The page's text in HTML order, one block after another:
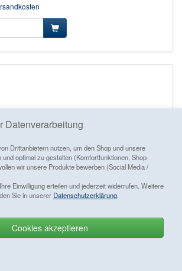
Datenverarbeitung
Drittanbietern nutzen, um den Shop und unsere
optimal zu gestalten (Komfortfunktionen, Shop-
wir unsere Produkte bewerben (Social Media /
Einwilligung erteilen und jederzeit widerrufen. Weitere
Sie in unserer Datenschutzerklärung
Cookies akzeptieren